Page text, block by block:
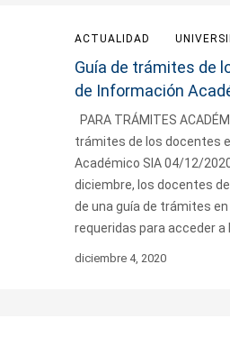
ACTUALIDAD
Guía de trámites de
de Información
PARA TRÁMITES
trámites de los docentes
Académico SIA 04/12/
diciembre, los docentes
de una guía de trámites
requeridas para acceder a
diciembre 4, 2020